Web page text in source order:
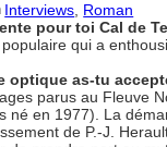
Interviews, Roman
pour toi Cal de
qui a
optique as-tu
parus au Fleuve
né en 1977). La
de P.-J.